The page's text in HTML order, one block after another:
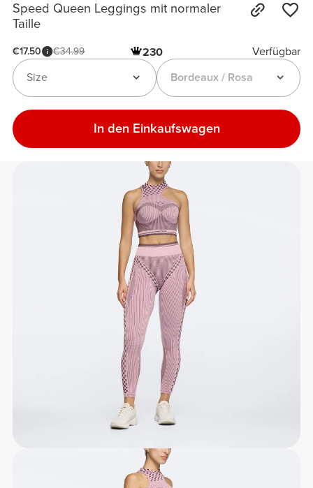
Speed Queen Leggings mit normaler
Taille
€17.50 €34.99 230
Verfügbar
Bordeaux / Rosa
Size
In den Einkaufswagen